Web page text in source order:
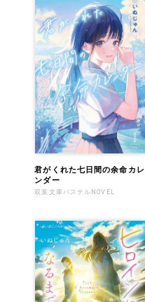
君がくれた七日間の余命カレ
ンダー
双葉文庫パステルNOVEL